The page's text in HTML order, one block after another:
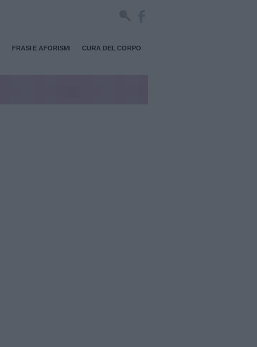
FRASI E AFORISMI CURA DEL CORPO